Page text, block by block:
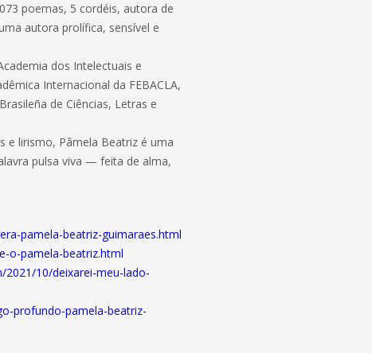
poemas, 5 cordéis, autora de
autora prolífica, sensível e
dos Intelectuais e
Internacional da FEBACLA,
de Ciências, Letras e
e lirismo, Pâmela Beatriz é uma
pulsa viva — feita de alma,
pamela-beatriz-guimaraes.html
o-pamela-beatriz.html
10/deixarei-meu-lado-
profundo-pamela-beatriz-